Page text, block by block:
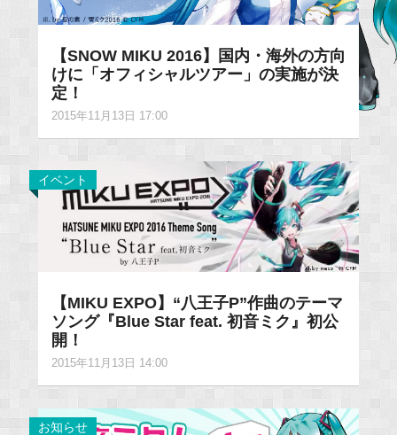
【SNOW MIKU 2016】国内・海外の方向
けに「オフィシャルツアー」の実施が決
定！
2015年11月13日 17:00
イベント
【MIKU EXPO】“八王子P”作曲のテーマ
ソング『Blue Star feat. 初音ミク』初公
開！
2015年11月13日 14:00
お知らせ